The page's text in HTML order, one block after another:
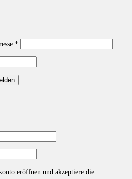
*Erforderlich
eröffnen und akzeptiere die